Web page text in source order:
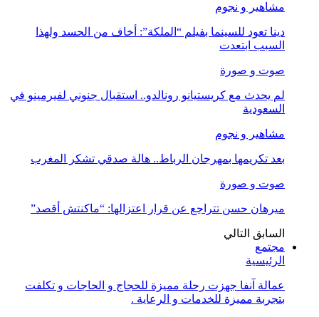
مشاهير و نجوم
دينا تعود للسينما بفيلم “الملكة”: أخاف من الحسد ولهذا
السبب ابتعدت
صوت و صورة
لم يحدث مع كريستيانو رونالدو.. استقبال جنوني لفيرمينو في
السعودية
مشاهير و نجوم
بعد تكريمها بمهرجان الرباط.. هالة صدقي تشكر المغرب
صوت و صورة
ميرهان حسن تتراجع عن قرار اعتزالها: “ماكنتش أقصد”
السابق التالي
مجتمع
الرئيسية
عمالة آنفا جهزت رحلة مميزة للحجاج و الحاجات و تكلفت
بتجربة مميزة للخدمات و الرعاية .